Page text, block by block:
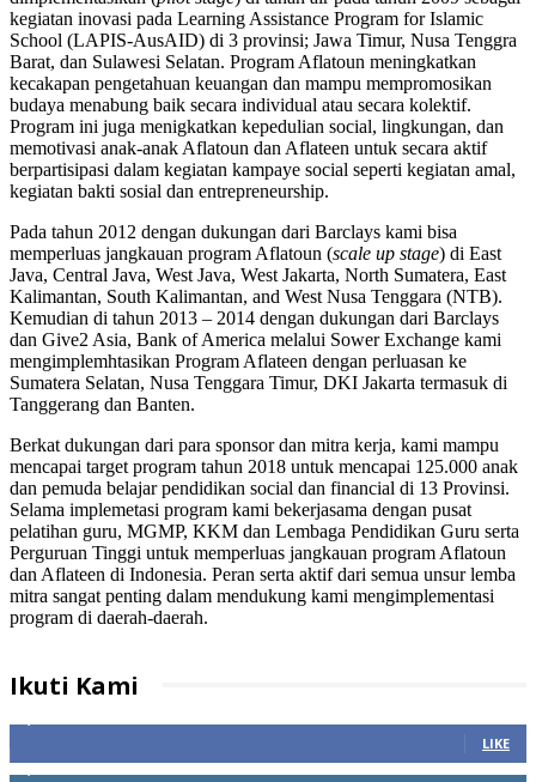
kegiatan inovasi pada Learning Assistance Program for Islamic
School (LAPIS-AusAID) di 3 provinsi; Jawa Timur, Nusa Tenggra
Barat, dan Sulawesi Selatan. Program Aflatoun meningkatkan
kecakapan pengetahuan keuangan dan mampu mempromosikan
budaya menabung baik secara individual atau secara kolektif.
Program ini juga menigkatkan kepedulian social, lingkungan, dan
memotivasi anak-anak Aflatoun dan Aflateen untuk secara aktif
berpartisipasi dalam kegiatan kampaye social seperti kegiatan amal,
kegiatan bakti sosial dan entrepreneurship.
Pada tahun 2012 dengan dukungan dari Barclays kami bisa
memperluas jangkauan program Aflatoun (scale up stage) di East
Java, Central Java, West Java, West Jakarta, North Sumatera, East
Kalimantan, South Kalimantan, and West Nusa Tenggara (NTB).
Kemudian di tahun 2013 – 2014 dengan dukungan dari Barclays
dan Give2 Asia, Bank of America melalui Sower Exchange kami
mengimplemhtasikan Program Aflateen dengan perluasan ke
Sumatera Selatan, Nusa Tenggara Timur, DKI Jakarta termasuk di
Tanggerang dan Banten.
Berkat dukungan dari para sponsor dan mitra kerja, kami mampu
mencapai target program tahun 2018 untuk mencapai 125.000 anak
dan pemuda belajar pendidikan social dan financial di 13 Provinsi.
Selama implemetasi program kami bekerjasama dengan pusat
pelatihan guru, MGMP, KKM dan Lembaga Pendidikan Guru serta
Perguruan Tinggi untuk memperluas jangkauan program Aflatoun
dan Aflateen di Indonesia. Peran serta aktif dari semua unsur lemba
mitra sangat penting dalam mendukung kami mengimplementasi
program di daerah-daerah.
fake
rolex
watch
with
Ikuti Kami
LIKE
3,064 Followers